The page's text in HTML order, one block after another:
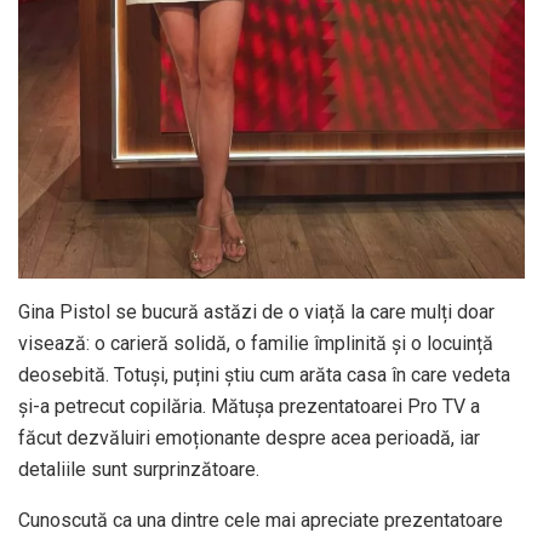
Gina Pistol se bucură astăzi de o viață la care mulți doar
visează: o carieră solidă, o familie împlinită și o locuință
deosebită. Totuși, puțini știu cum arăta casa în care vedeta
și-a petrecut copilăria. Mătușa prezentatoarei Pro TV a
făcut dezvăluiri emoționante despre acea perioadă, iar
detaliile sunt surprinzătoare.
Cunoscută ca una dintre cele mai apreciate prezentatoare